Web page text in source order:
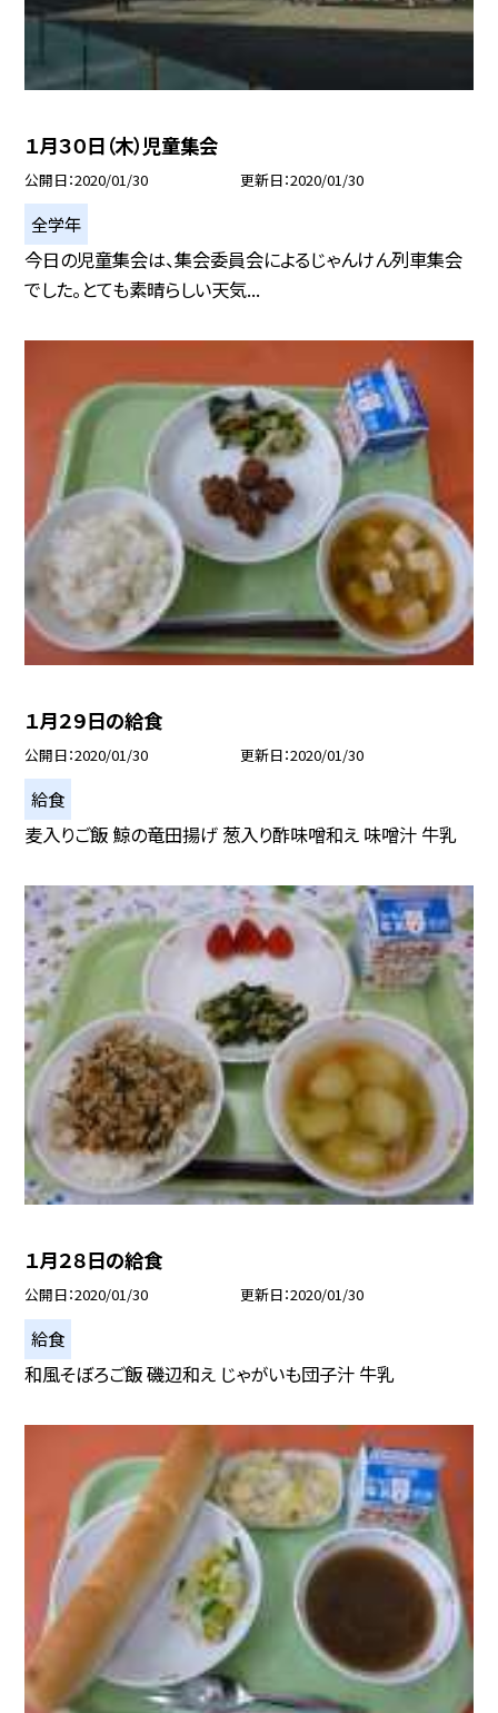
１月３０日（木）児童集会
公開日 2020/01/30 更新日 2020/01/30
全学年
今日の児童集会は、集会委員会によるじゃんけん列車集会
でした。とても素晴らしい天気...
１月２９日の給食
公開日 2020/01/30 更新日 2020/01/30
給食
麦入りご飯 鯨の竜田揚げ 葱入り酢味噌和え 味噌汁 牛乳
１月２８日の給食
公開日 2020/01/30 更新日 2020/01/30
給食
和風そぼろご飯 磯辺和え じゃがいも団子汁 牛乳